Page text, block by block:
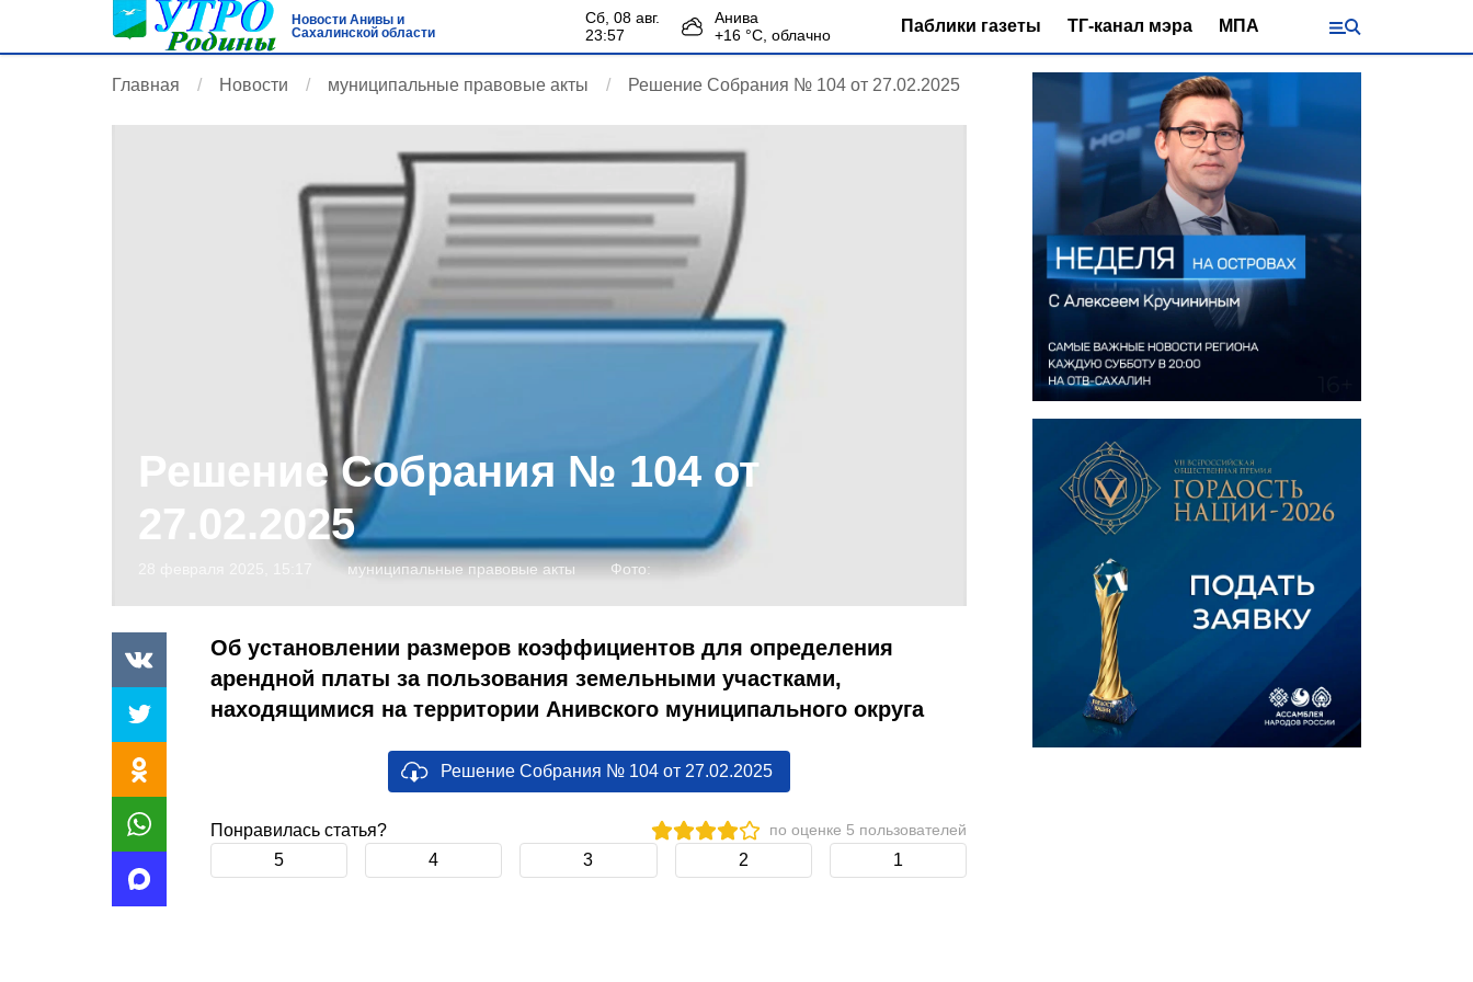
Новости Анивы и
Сахалинской области
сб, 08 авг.
23:57
Анива
+16 °С, облачно Паблики газеты ТГ-канал мэра МПА
Главная Новости муниципальные правовые акты Решение Собрания № 104 от 27.02.2025
Решение Собрания № 104 от
27.02.2025
муниципальные правовые акты Фото:
Об установлении размеров коэффициентов для определения
арендной платы за пользования земельными участками,
находящимися на территории Анивского муниципального округа
Решение Собрания № 104 от 27.02.2025
Понравилась статья? по оценке 5 пользователей
5 4 3 2 1